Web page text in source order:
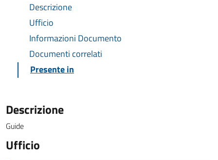
Descrizione
Ufficio
Informazioni Documento
Documenti correlati
Presente in
Descrizione
Guide
Ufficio